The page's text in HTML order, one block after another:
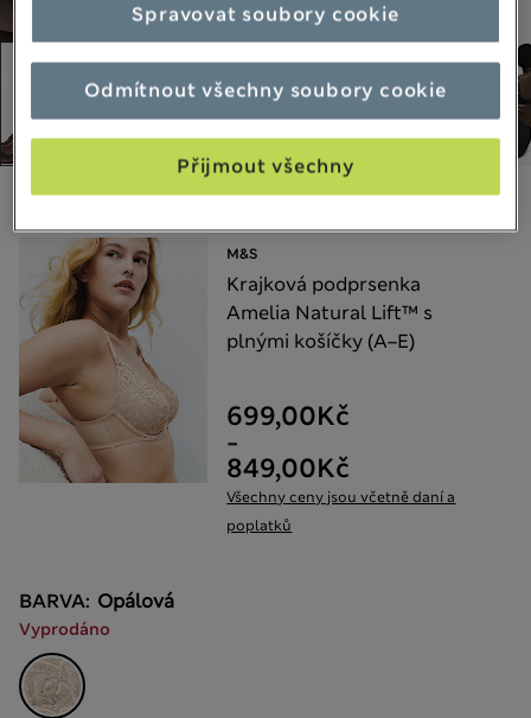
Vyberte si své položky:
M&S
Krajková podprsenka
Amelia Natural Lift™ s
plnými košíčky (A–E)
699,00Kč
-
849,00Kč
Všechny ceny jsou včetně daní a
poplatků
BARVA: Opálová
Vyprodáno
Odmítnout všechny soubory cookie
Přijmout všechny
Spravovat soubory cookie